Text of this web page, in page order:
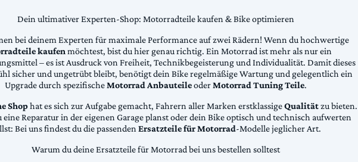
Dein ultimativer Experten-Shop: Motorradteile kaufen & Bike optimieren
bei deinem Experten für maximale Performance auf zwei Rädern! Wenn du hochwertige
kaufenmöchtest, bist du hier genau richtig. Ein Motorrad ist mehr als nur ein
– es ist Ausdruck von Freiheit, Technikbegeisterung und Individualität. Damit dieses
sicher und ungetrübt bleibt, benötigt dein Bike regelmäßige Wartung und gelegentlich ein
Upgrade durch spezifischeMotorrad AnbauteileoderMotorrad Tuning Teile.
Shophat es sich zur Aufgabe gemacht, Fahrern aller Marken erstklassigeQualitätzu bieten.
eine Reparatur in der eigenen Garage planst oder dein Bike optisch und technisch aufwerten
Bei uns findest du die passendenErsatzteile für Motorrad-Modelle jeglicher Art.
Warum du deine Ersatzteile für Motorrad bei uns bestellen solltest